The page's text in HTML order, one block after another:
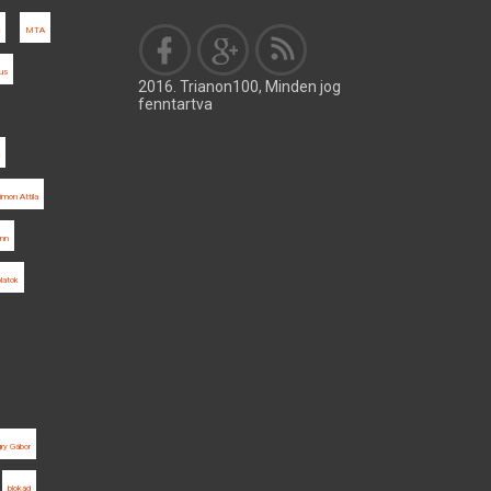
MTA
Attila
Gábor
blokád
2016. Trianon100, Minden jog
fenntartva